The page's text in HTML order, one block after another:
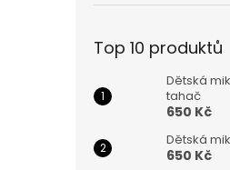
Top 10 produktů
Dětská
tahač
650 Kč
Dětská
650 Kč